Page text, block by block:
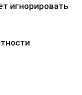
игнорировать